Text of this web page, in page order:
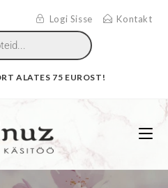
Logi Sisse Kontakt
ALATES 75 EUROST!